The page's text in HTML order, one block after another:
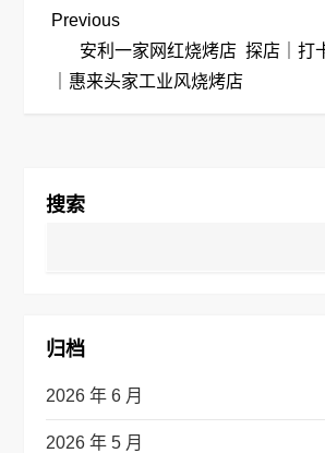
文
章
Previous
Post
Previous
安利一家网红烧烤店
｜惠来头家工业风烧烤店
探店｜打
搜索
归档
2026 年 6 月
2026 年 5 月